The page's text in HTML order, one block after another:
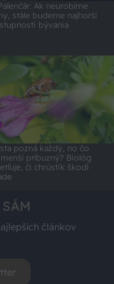
Ak neurobíme
stále budeme najhorší
bývania
pozná každý, no čo
príbuzný? Biológ
či chrústik škodí
článkov